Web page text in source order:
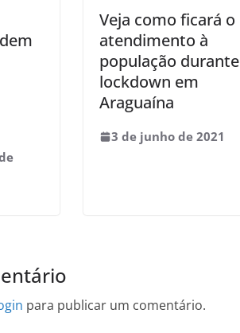
Veja como ficará o
atendimento à
população durante
lockdown em
Araguaína
3 de junho de 2021
para publicar um comentário.